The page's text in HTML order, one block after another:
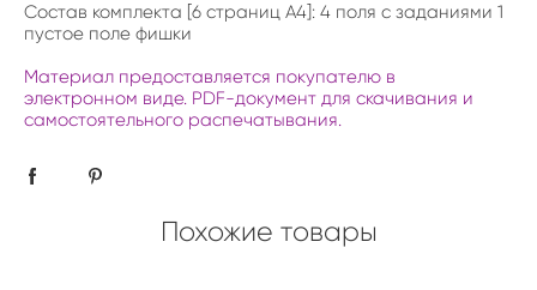
Состав комплекта [6 страниц А4]: 4 поля с заданиями 1
пустое поле фишки
Материал предоставляется покупателю в
электронном виде. PDF-документ для скачивания и
самостоятельного распечатывания.
Похожие товары